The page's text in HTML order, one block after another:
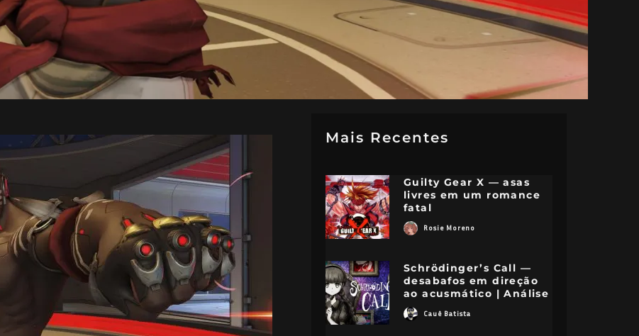
Mais Recentes
Guilty Gear X — asas
livres em um romance
fatal
Rosie Moreno
Schrödinger’s Call —
desabafos em direção
ao acusmático | Análise
Cauê Batista